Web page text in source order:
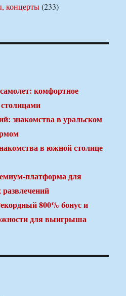
концерты(233)
комфортное
знакомства в уральском
в южной столице
платформа для
800% бонус и
для выигрыша